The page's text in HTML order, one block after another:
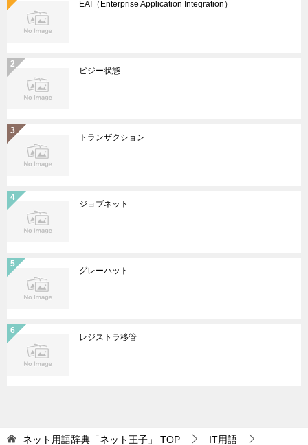
EAI（Enterprise Application Integration）
ビジー状態
トランザクション
ジョブネット
グレーハット
レジストラ移管
ネット用語辞典「ネット王子」 TOP IT用語